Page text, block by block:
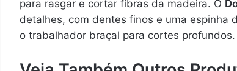
para rasgar e cortar fibras da madeira. O
detalhes, com dentes finos e uma espinha
o trabalhador braçal para cortes profundos.